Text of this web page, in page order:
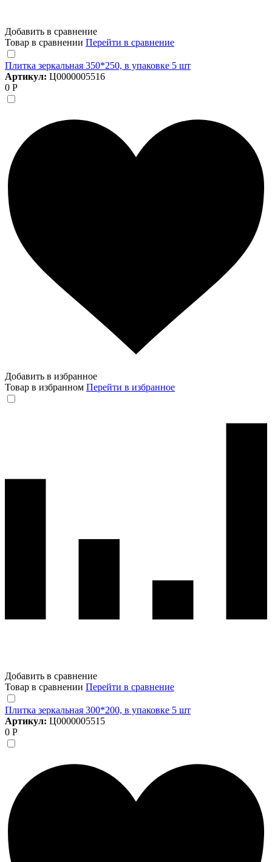
Добавить в сравнение
Товар в сравнении Перейти в сравнение
Плитка зеркальная 350*250, в упаковке 5 шт
Артикул: Ц0000005516
0 Р
Добавить в избранное
Товар в избранном Перейти в избранное
Добавить в сравнение
Товар в сравнении Перейти в сравнение
Плитка зеркальная 300*200, в упаковке 5 шт
Артикул: Ц0000005515
0 Р